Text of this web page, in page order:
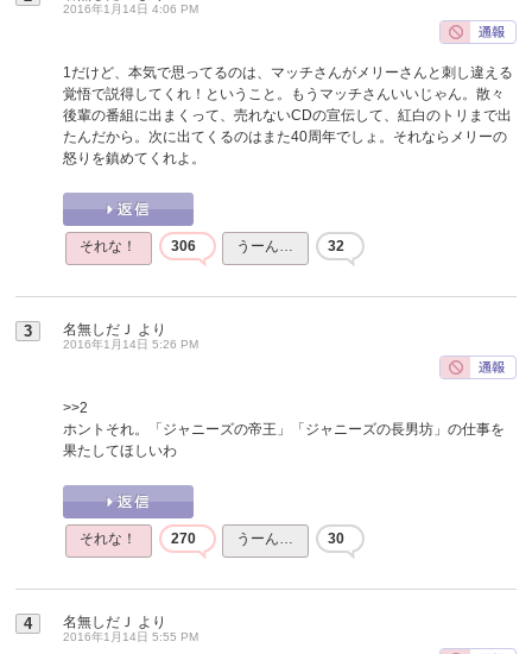
2016年1月14日 4:06 PM
1だけど、本気で思ってるのは、マッチさんがメリーさんと刺し違える
覚悟で説得してくれ！ということ。もうマッチさんいいじゃん。散々
後輩の番組に出まくって、売れないCDの宣伝して、紅白のトリまで出
たんだから。次に出てくるのはまた40周年でしょ。それならメリーの
怒りを鎮めてくれよ。
それな！ 306 うーん… 32
3 名無しだＪ より
2016年1月14日 5:26 PM
>>2
ホントそれ。「ジャニーズの帝王」「ジャニーズの長男坊」の仕事を
果たしてほしいわ
それな！ 270 うーん… 30
4 名無しだＪ より
2016年1月14日 5:55 PM